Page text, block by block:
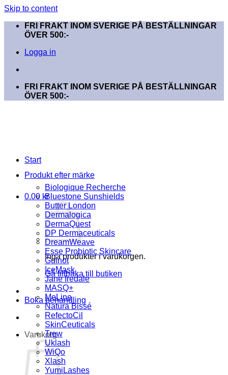
Skip to content
FRI FRAKT INOM SVERIGE PÅ BESTÄLLNINGAR
ÖVER 500:-
Logga in
FRI FRAKT INOM SVERIGE PÅ BESTÄLLNINGAR
ÖVER 500:-
0.00 kr
Inga produkter i varukorgen.
Gå tillbaka till butiken
Boka behandling
Varukorg
Start
Produkt efter märke
Biologique Recherche
Bluestone Sunshields
Butter London
Dermalogica
DermaQuest
DP Dermaceuticals
DreamWeave
Esse Probiotic Skincare
Guinot
IceMask
Jane Iredale
MASQ+
MeLine
Natura Bissé
RefectoCil
SkinCeuticals
Trew
Uklash
WiQo
Xlash
YumiLashes